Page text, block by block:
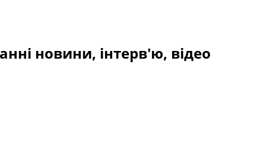
новини, інтерв'ю, відео